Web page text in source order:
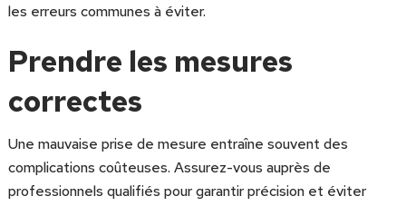
les erreurs communes à éviter.
Prendre les mesures
correctes
Une mauvaise prise de mesure entraîne souvent des
complications coûteuses. Assurez-vous auprès de
professionnels qualifiés pour garantir précision et éviter